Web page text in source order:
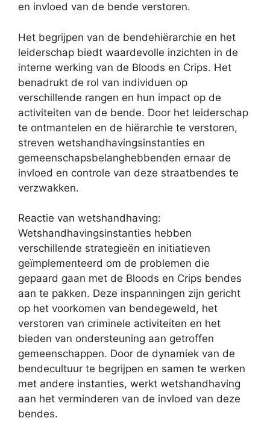
en invloed van de bende verstoren.
Het begrijpen van de bendehiërarchie en het
leiderschap biedt waardevolle inzichten in de
interne werking van de Bloods en Crips. Het
benadrukt de rol van individuen op
verschillende rangen en hun impact op de
activiteiten van de bende. Door het leiderschap
te ontmantelen en de hiërarchie te verstoren,
streven wetshandhavingsinstanties en
gemeenschapsbelanghebbenden ernaar de
invloed en controle van deze straatbendes te
verzwakken.
Reactie van wetshandhaving:
Wetshandhavingsinstanties hebben
verschillende strategieën en initiatieven
geïmplementeerd om de problemen die
gepaard gaan met de Bloods en Crips bendes
aan te pakken. Deze inspanningen zijn gericht
op het voorkomen van bendegeweld, het
verstoren van criminele activiteiten en het
bieden van ondersteuning aan getroffen
gemeenschappen. Door de dynamiek van de
bendecultuur te begrijpen en samen te werken
met andere instanties, werkt wetshandhaving
aan het verminderen van de invloed van deze
bendes.